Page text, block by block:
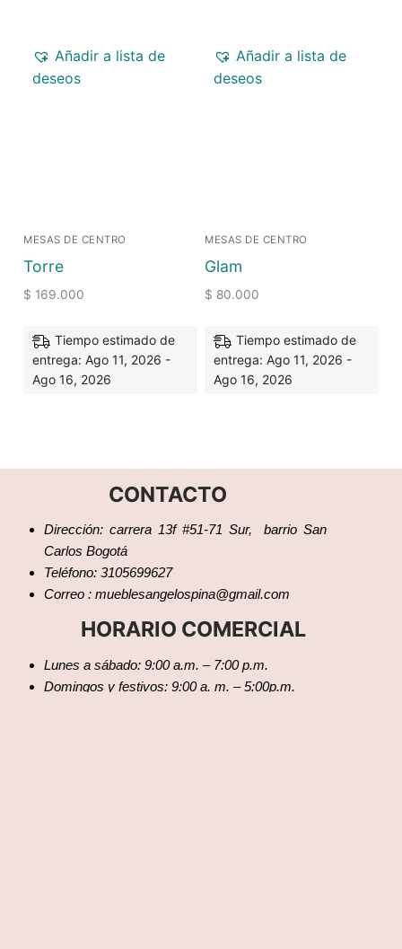
Añadir a lista de
deseos
MESAS DE CENTRO
Torre
$ 169.000
Tiempo estimado de
entrega: Ago 11, 2026 -
Ago 16, 2026
Añadir a lista de
deseos
MESAS DE CENTRO
Glam
$ 80.000
Tiempo estimado de
entrega: Ago 11, 2026 -
Ago 16, 2026
CONTACTO
Dirección: carrera 13f #51-71 Sur, barrio San
Carlos Bogotá
Teléfono: 3105699627
Correo : mueblesangelospina@gmail.com
HORARIO COMERCIAL
Lunes a sábado: 9:00 a.m. – 7:00 p.m.
Domingos y festivos: 9:00 a. m. – 5:00p.m.